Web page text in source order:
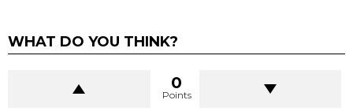
WHAT DO YOU THINK?
0
Points